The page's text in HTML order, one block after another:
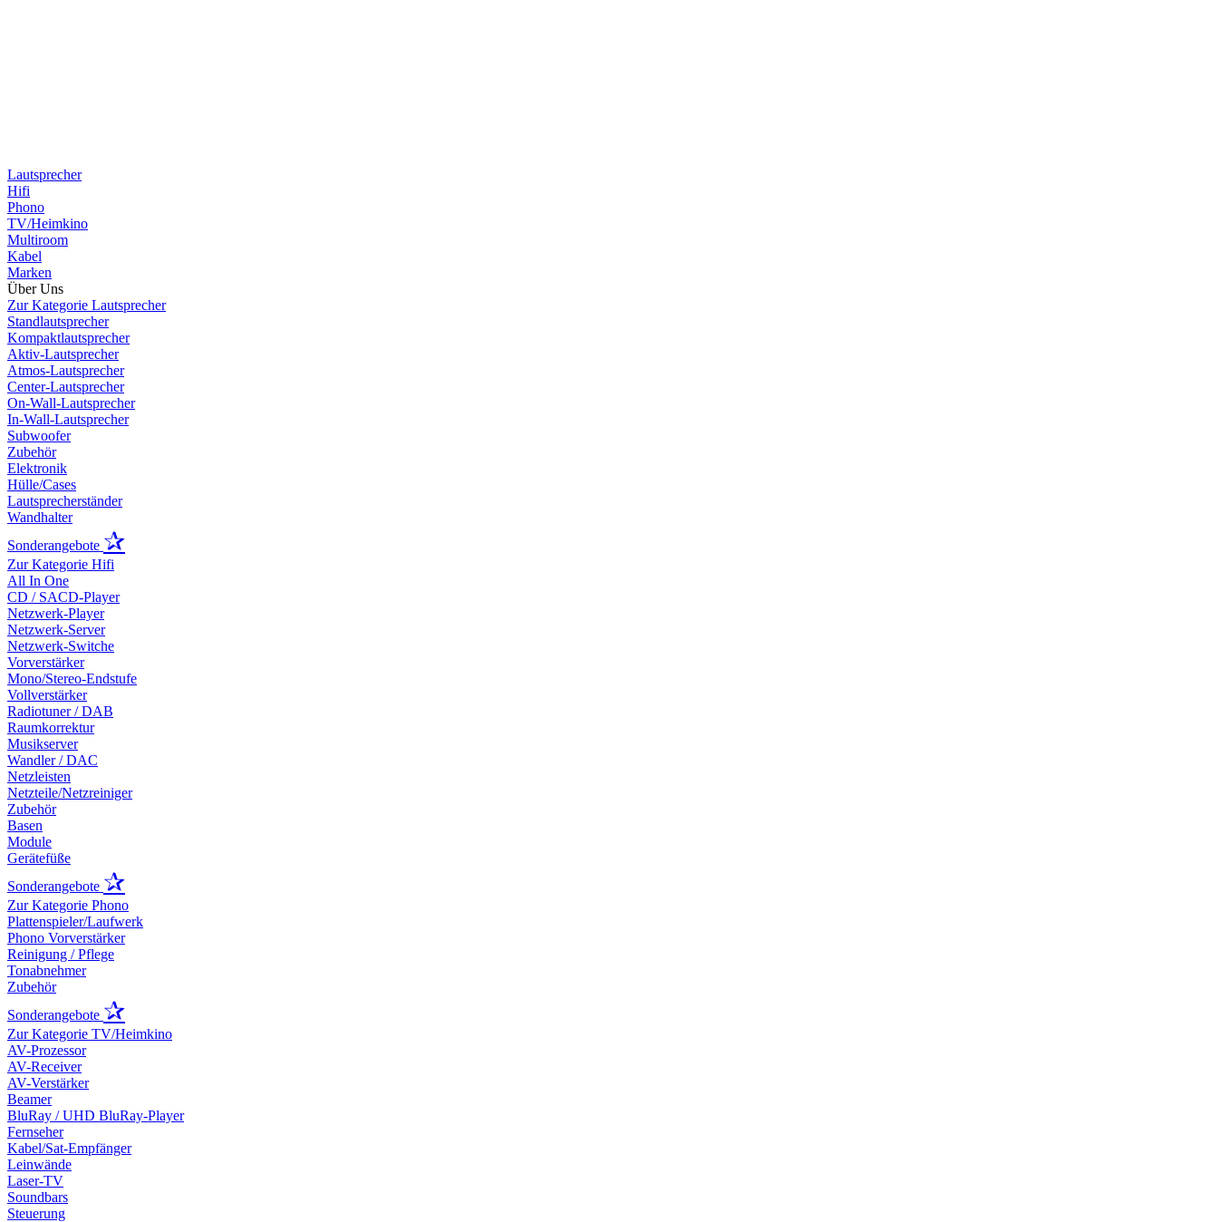
Lautsprecher
Hifi
Phono
TV/Heimkino
Multiroom
Kabel
Marken
Über Uns
Zur Kategorie Lautsprecher
Standlautsprecher
Kompaktlautsprecher
Aktiv-Lautsprecher
Atmos-Lautsprecher
Center-Lautsprecher
On-Wall-Lautsprecher
In-Wall-Lautsprecher
Subwoofer
Zubehör
Elektronik
Hülle/Cases
Lautsprecherständer
Wandhalter
Sonderangebote ✰
Zur Kategorie Hifi
All In One
CD / SACD-Player
Netzwerk-Player
Netzwerk-Server
Netzwerk-Switche
Vorverstärker
Mono/Stereo-Endstufe
Vollverstärker
Radiotuner / DAB
Raumkorrektur
Musikserver
Wandler / DAC
Netzleisten
Netzteile/Netzreiniger
Zubehör
Basen
Module
Gerätefüße
Sonderangebote ✰
Zur Kategorie Phono
Plattenspieler/Laufwerk
Phono Vorverstärker
Reinigung / Pflege
Tonabnehmer
Zubehör
Sonderangebote ✰
Zur Kategorie TV/Heimkino
AV-Prozessor
AV-Receiver
AV-Verstärker
Beamer
BluRay / UHD BluRay-Player
Fernseher
Kabel/Sat-Empfänger
Leinwände
Laser-TV
Soundbars
Steuerung